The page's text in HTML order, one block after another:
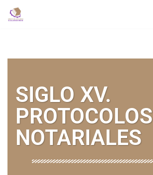
SIGLO XV.
PROTOCOLOS
NOTARIALES